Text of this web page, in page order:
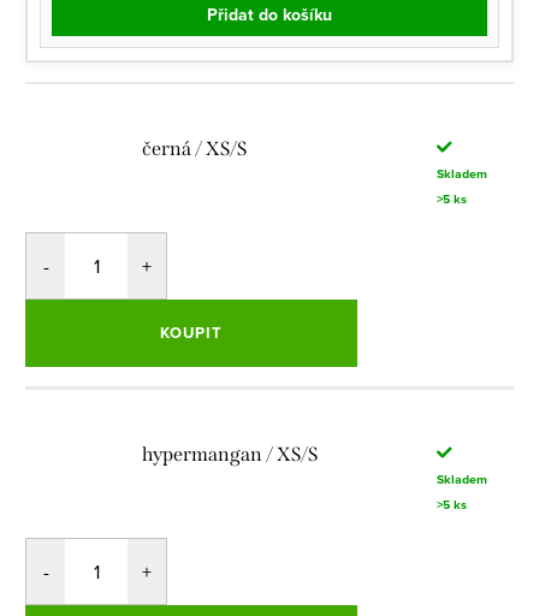
Přidat do košíku
černá / XS/S
Skladem
>5 ks
KOUPIT
hypermangan / XS/S
Skladem
>5 ks